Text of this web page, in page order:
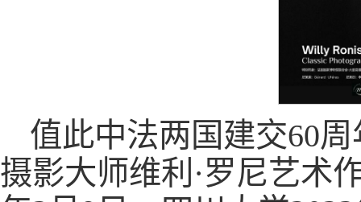
值此中法两国建交60
摄影大师维利·罗尼艺术